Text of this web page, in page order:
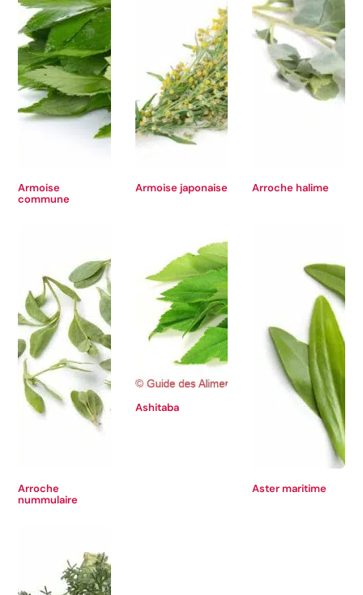
Armoise
commune
Armoise japonaise Arroche halime
Arroche
nummulaire
Ashitaba
Aster maritime